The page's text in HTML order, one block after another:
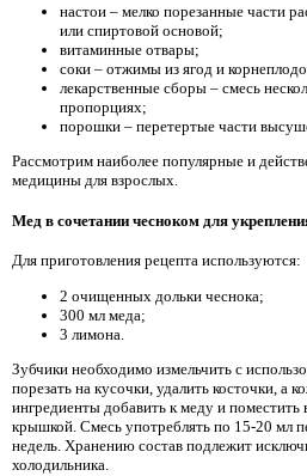
настои – мелко порезанные части
или спиртовой основой;
витаминные отвары;
соки – отжимы из ягод и
лекарственные сборы – смесь
пропорциях;
порошки – перетертые части
Рассмотрим наиболее популярные и
медицины для взрослых.
Мед в сочетании чесноком для
Для приготовления рецепта используются:
2 очищенных дольки чеснока;
300 мл меда;
3 лимона.
Зубчики необходимо измельчить с
порезать на кусочки, удалить косточки, а
ингредиенты добавить к меду и
крышкой. Смесь употреблять по 15-20 мл
недель. Хранению состав подлежит
холодильника.